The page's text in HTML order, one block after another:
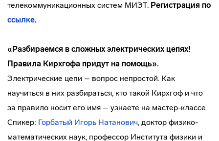
телекоммуникационных систем МИЭТ. Регистрация по
ссылке.
«Разбираемся в сложных электрических цепях!
Правила Кирхгофа придут на помощь».
Электрические цепи – вопрос непростой. Как
научиться в них разбираться, кто такой Кирхгоф и что
за правило носит его имя – узнаете на мастер-классе.
Спикер: Горбатый Игорь Натанович, доктор физико-
математических наук, профессор Института физики и